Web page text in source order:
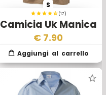
(17)
Camicia Uk Manica
Lunga Khaki
S
€ 7.90